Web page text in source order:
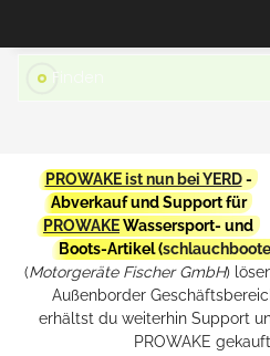
PROWAKE ist nun bei YERD-
Abverkauf und Support für
PROWAKEWassersport- und
Boots-Artikel (
(Motorgeräte Fischer GmbH)
Außenborder
erhältst du weiterhin Support
PROWAKE